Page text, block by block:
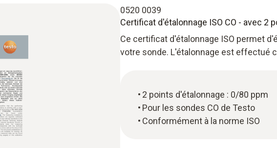
0520 0039
Certificat d'étalonnage ISO CO - avec 2
Ce certificat d'étalonnage ISO permet
votre sonde. L'étalonnage est effectué
2 points d'étalonnage : 0/80 ppm
Pour les sondes CO de Testo
Conformément à la norme ISO